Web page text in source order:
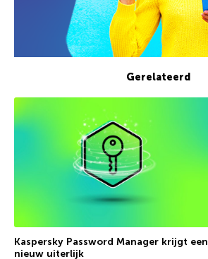
Gerelateerd
Kaspersky Password Manager krijgt een
nieuw uiterlijk